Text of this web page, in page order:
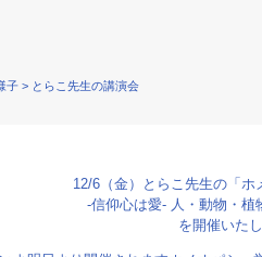
子 > とらこ先生の講演会
12/6（金）とらこ先生の「
-信仰心は愛- 人・動物・植
を開催いた